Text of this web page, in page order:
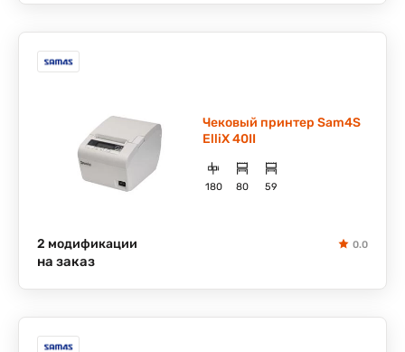
Чековый принтер Sam4S
ElliX 40II
180 80 59
2 модификации 0.0
на заказ